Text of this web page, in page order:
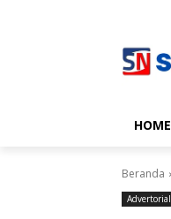
HOME
Beranda
Advertorial